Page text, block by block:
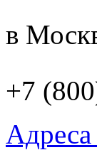
в
+7